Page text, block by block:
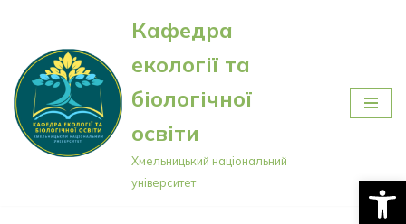
Перейти
до
вмісту
Кафедра
екології та
біологічної
освіти
Хмельницький національний
університет